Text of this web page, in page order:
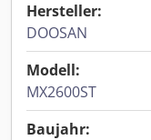
Hersteller:
DOOSAN
Modell:
MX2600ST
Baujahr: